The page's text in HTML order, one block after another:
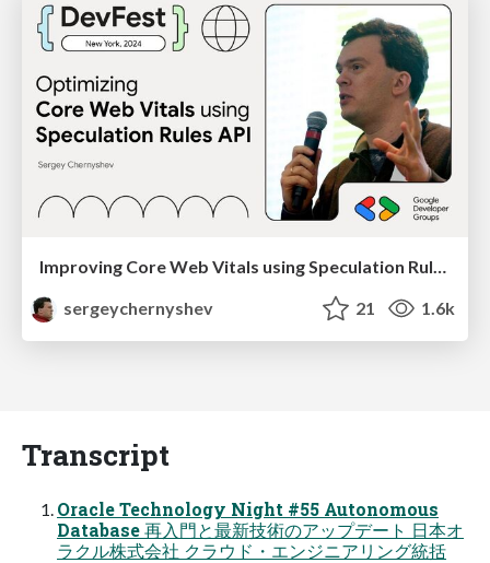
sergeychernyshev
21 1.6k
Transcript
Oracle Technology Night #55 Autonomous
Database 再⼊⾨と最新技術のアップデート ⽇本オ
ラクル株式会社 クラウド・エンジニアリング統括